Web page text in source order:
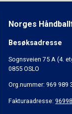
Norges
Besøksadresse
Sognsveien 75 A (4.
0855 OSLO
Org.nummer: 969 989
Fakturaadresse: